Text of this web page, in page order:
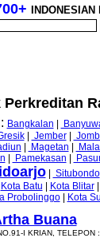
Perkreditan
Bangkalan
| Jember|
Magetan
Pamekasan
| Situbondo
Kota Batu Kota Blitar|
Probolinggo| Kota
Buana
I KRIAN, TELEPON